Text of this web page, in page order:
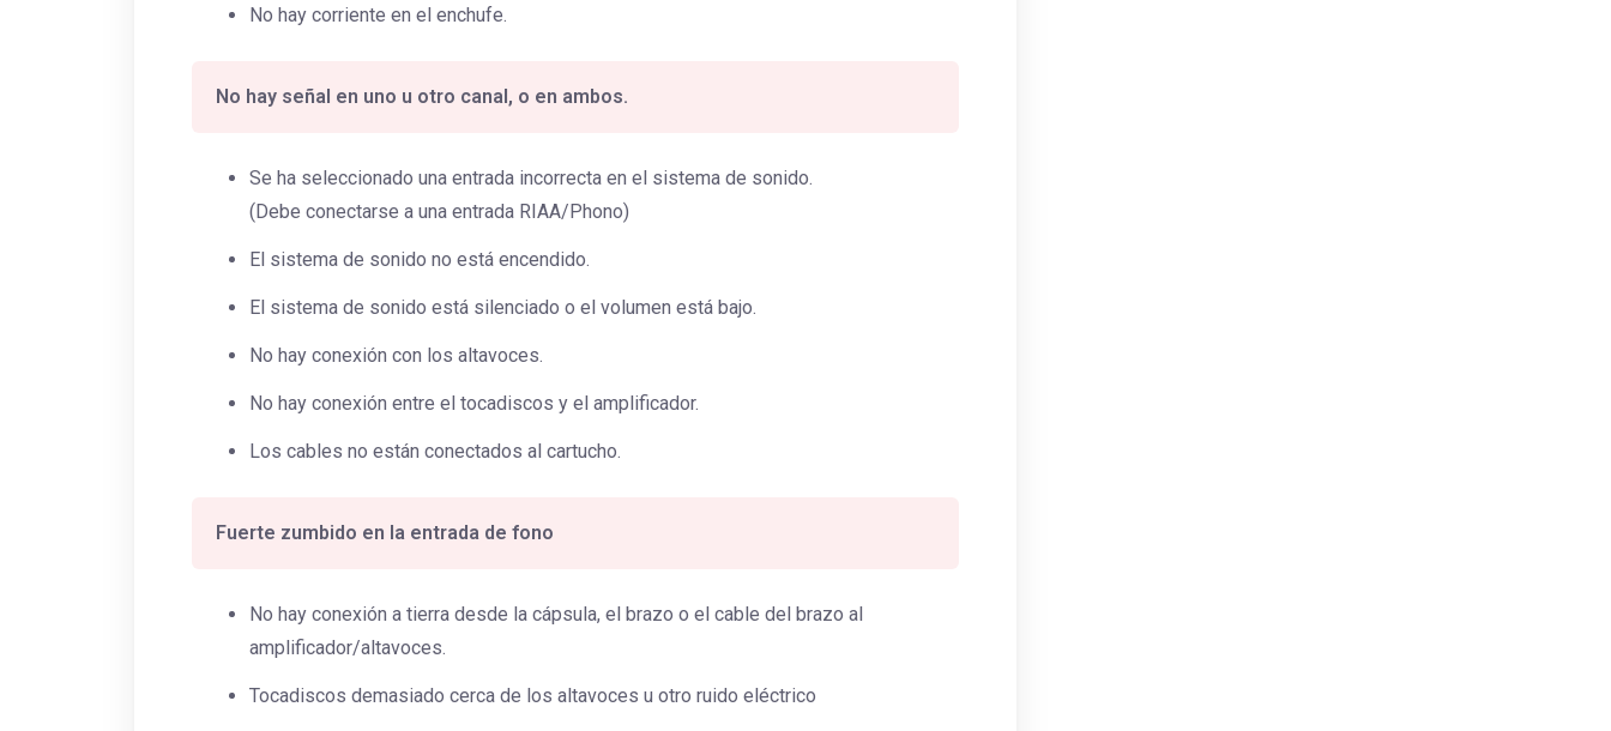
No hay corriente en el enchufe.
No hay señal en uno u otro canal, o en ambos.
Se ha seleccionado una entrada incorrecta en el sistema de sonido.
(Debe conectarse a una entrada RIAA/Phono)
El sistema de sonido no está encendido.
El sistema de sonido está silenciado o el volumen está bajo.
No hay conexión con los altavoces.
No hay conexión entre el tocadiscos y el amplificador.
Los cables no están conectados al cartucho.
Fuerte zumbido en la entrada de fono
No hay conexión a tierra desde la cápsula, el brazo o el cable del brazo al
amplificador/altavoces.
Tocadiscos demasiado cerca de los altavoces u otro ruido eléctrico